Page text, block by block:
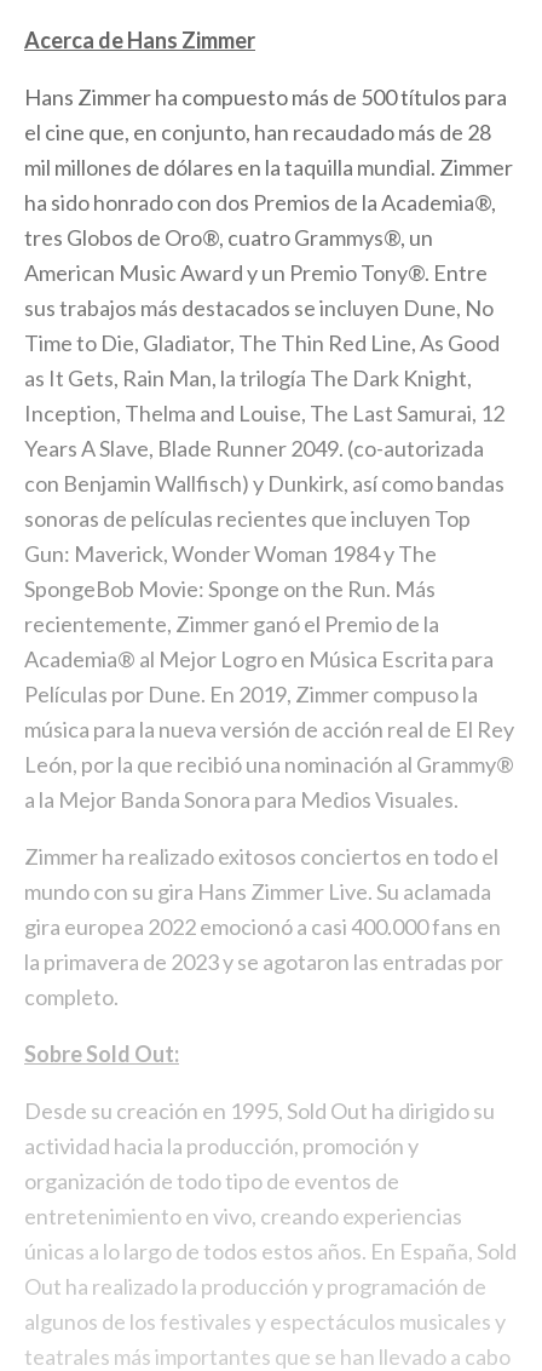
Acerca de Hans Zimmer
Hans Zimmer ha compuesto más de 500 títulos para
el cine que, en conjunto, han recaudado más de 28
mil millones de dólares en la taquilla mundial. Zimmer
ha sido honrado con dos Premios de la Academia®,
tres Globos de Oro®, cuatro Grammys®, un
American Music Award y un Premio Tony®. Entre
sus trabajos más destacados se incluyen Dune, No
Time to Die, Gladiator, The Thin Red Line, As Good
as It Gets, Rain Man, la trilogía The Dark Knight,
Inception, Thelma and Louise, The Last Samurai, 12
Years A Slave, Blade Runner 2049. (co-autorizada
con Benjamin Wallfisch) y Dunkirk, así como bandas
sonoras de películas recientes que incluyen Top
Gun: Maverick, Wonder Woman 1984 y The
SpongeBob Movie: Sponge on the Run. Más
recientemente, Zimmer ganó el Premio de la
Academia® al Mejor Logro en Música Escrita para
Películas por Dune. En 2019, Zimmer compuso la
música para la nueva versión de acción real de El Rey
León, por la que recibió una nominación al Grammy®
a la Mejor Banda Sonora para Medios Visuales.
Zimmer ha realizado exitosos conciertos en todo el
mundo con su gira Hans Zimmer Live. Su aclamada
gira europea 2022 emocionó a casi 400.000 fans en
la primavera de 2023 y se agotaron las entradas por
completo.
Sobre Sold Out:
Desde su creación en 1995, Sold Out ha dirigido su
actividad hacia la producción, promoción y
organización de todo tipo de eventos de
entretenimiento en vivo, creando experiencias
únicas a lo largo de todos estos años. En España, Sold
Out ha realizado la producción y programación de
algunos de los festivales y espectáculos musicales y
teatrales más importantes que se han llevado a cabo